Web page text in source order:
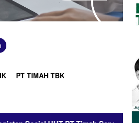
PT TIMAH TBK